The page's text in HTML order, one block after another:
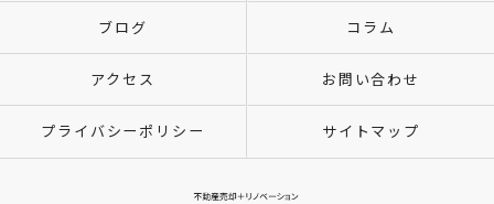
ブログ コラム
アクセス お問い合わせ
プライバシーポリシー サイトマップ